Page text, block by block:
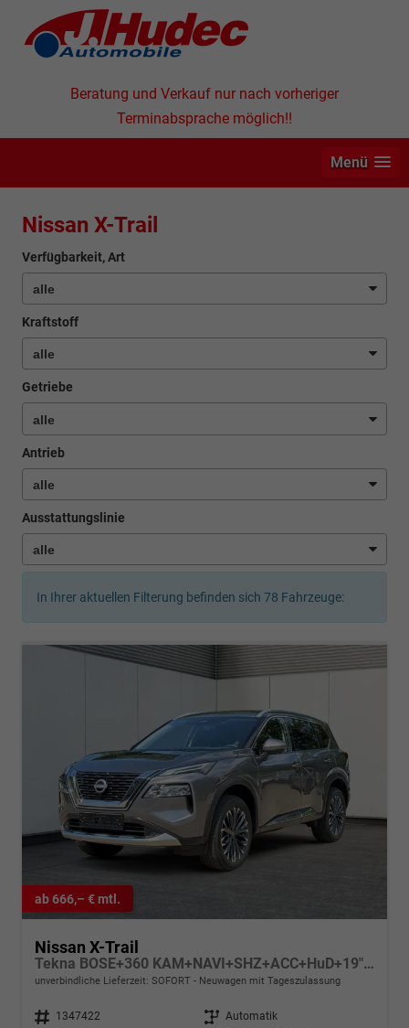
Beratung und Verkauf nur nach vorheriger
Terminabsprache möglich!!
Menü
Nissan X-Trail
Verfügbarkeit, Art
Kraftstoff
Getriebe
Antrieb
Ausstattungslinie
In Ihrer aktuellen Filterung befinden sich 78 Fahrzeuge:
ab 666,– € mtl.
Nissan X-Trail
Tekna BOSE+360 KAM+NAVI+SHZ+ACC+HuD+19" LM
unverbindliche Lieferzeit: SOFORT Neuwagen mit Tageszulassung
Fahrzeugnr. 1347422 Getriebe Automatik